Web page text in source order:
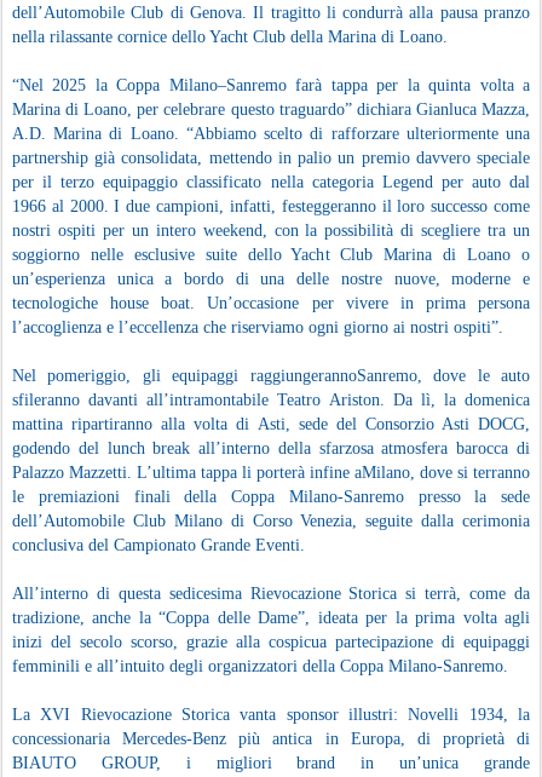
dell’Automobile Club di Genova. Il tragitto li condurrà alla pausa pranzo
nella rilassante cornice dello Yacht Club della Marina di Loano.
“Nel 2025 la Coppa Milano–Sanremo farà tappa per la quinta volta a
Marina di Loano, per celebrare questo traguardo” dichiara Gianluca Mazza,
A.D. Marina di Loano. “Abbiamo scelto di rafforzare ulteriormente una
partnership già consolidata, mettendo in palio un premio davvero speciale
per il terzo equipaggio classificato nella categoria Legend per auto dal
1966 al 2000. I due campioni, infatti, festeggeranno il loro successo come
nostri ospiti per un intero weekend, con la possibilità di scegliere tra un
soggiorno nelle esclusive suite dello Yacht Club Marina di Loano o
un’esperienza unica a bordo di una delle nostre nuove, moderne e
tecnologiche house boat. Un’occasione per vivere in prima persona
l’accoglienza e l’eccellenza che riserviamo ogni giorno ai nostri ospiti”.
Nel pomeriggio, gli equipaggi raggiungerannoSanremo, dove le auto
sfileranno davanti all’intramontabile Teatro Ariston. Da lì, la domenica
mattina ripartiranno alla volta di Asti, sede del Consorzio Asti DOCG,
godendo del lunch break all’interno della sfarzosa atmosfera barocca di
Palazzo Mazzetti. L’ultima tappa li porterà infine aMilano, dove si terranno
le premiazioni finali della Coppa Milano-Sanremo presso la sede
dell’Automobile Club Milano di Corso Venezia, seguite dalla cerimonia
conclusiva del Campionato Grande Eventi.
All’interno di questa sedicesima Rievocazione Storica si terrà, come da
tradizione, anche la “Coppa delle Dame”, ideata per la prima volta agli
inizi del secolo scorso, grazie alla cospicua partecipazione di equipaggi
femminili e all’intuito degli organizzatori della Coppa Milano-Sanremo.
La XVI Rievocazione Storica vanta sponsor illustri: Novelli 1934, la
concessionaria Mercedes-Benz più antica in Europa, di proprietà di
BIAUTO GROUP, i migliori brand in un’unica grande